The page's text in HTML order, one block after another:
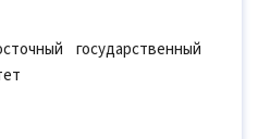
государственный